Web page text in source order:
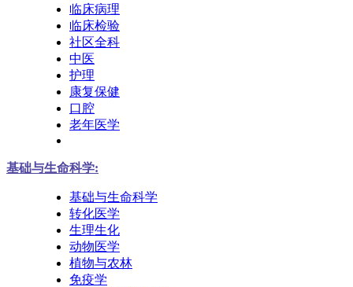
临床病理
临床检验
社区全科
中医
护理
康复保健
口腔
老年医学
基础与生命科学:
基础与生命科学
转化医学
生理生化
动物医学
植物与农林
免疫学